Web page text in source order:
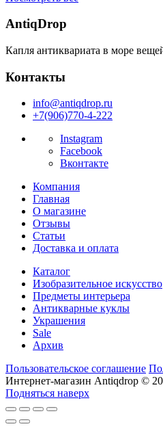
AntiqDrop
Капля антиквариата в море
Контакты
info@antiqdrop.ru
+7(906)770-4-222
Instagram
Facebook
Вконтакте
Компания
Главная
О магазине
Отзывы
Статьи
Доставка и оплата
Каталог
Изобразительное искусство
Предметы интерьера
Антикварные куклы
Украшения
Sale
Архив
Пользовательское соглашение
Интернет-магазин Antiqdrop ©
Подняться наверх